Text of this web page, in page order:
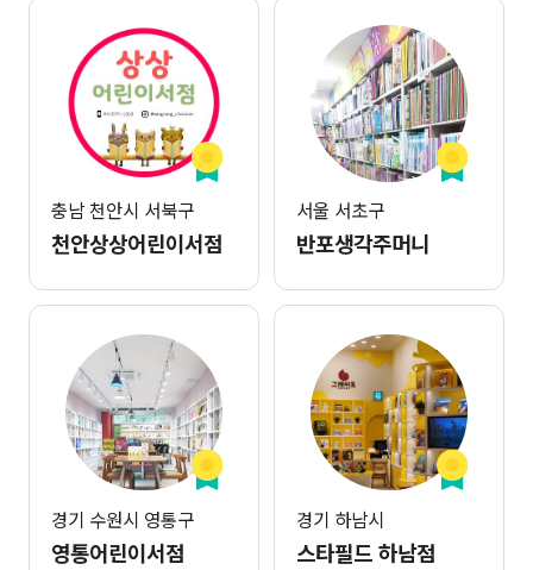
충남 천안시 서북구
천안상상어린이서점
서울 서초구
반포생각주머니
경기 수원시 영통구
영통어린이서점
경기 하남시
스타필드 하남점